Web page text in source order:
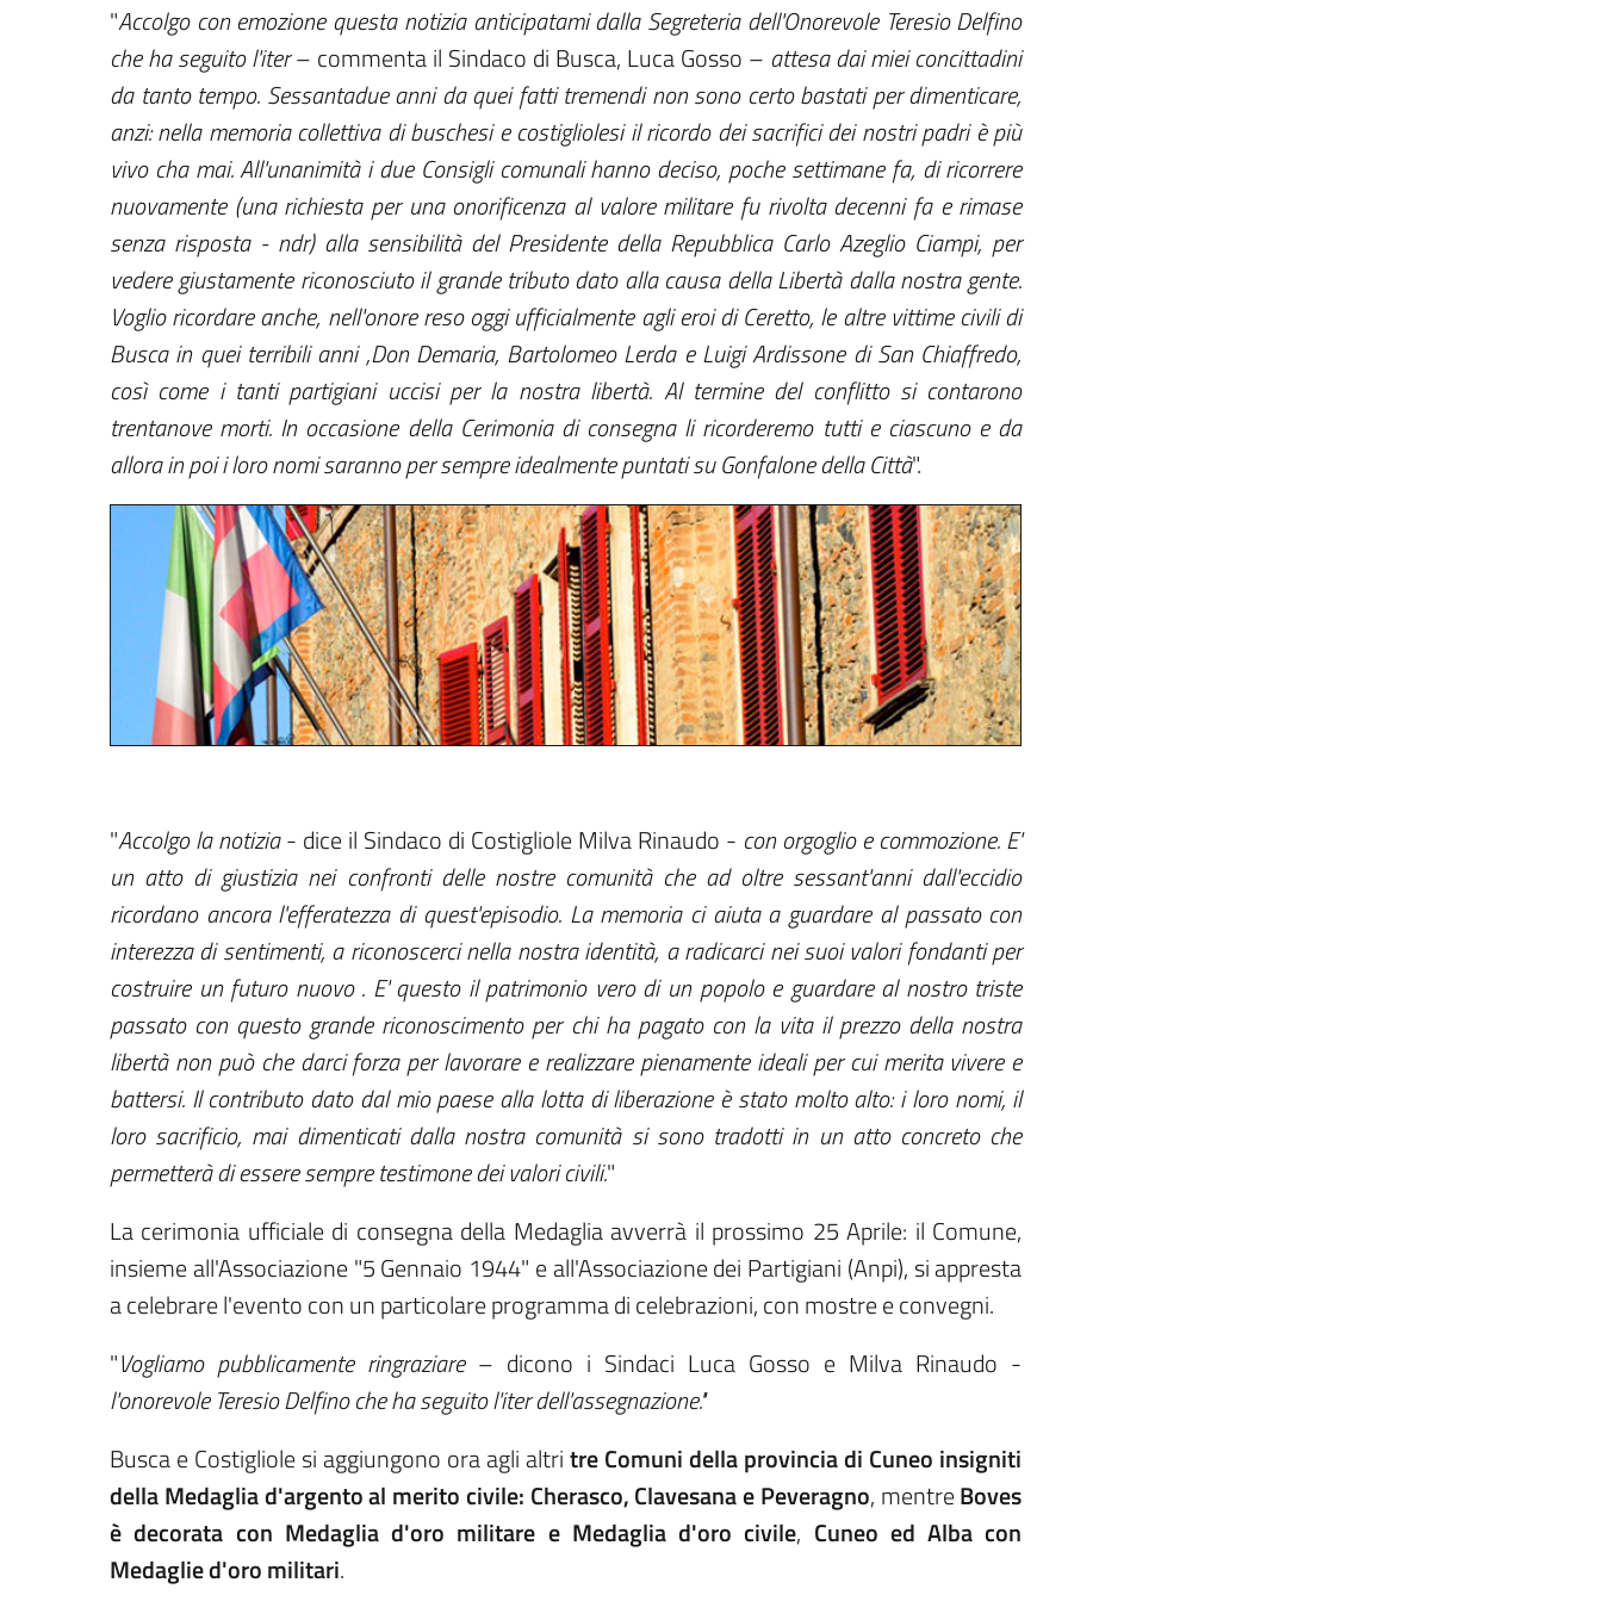
"Accolgo con emozione questa notizia anticipatami dalla Segreteria dell'Onorevole Teresio Delfino
che ha seguito l'iter– commenta il Sindaco di Busca, Luca Gosso – attesa dai miei concittadini
da tanto tempo. Sessantadue anni da quei fatti tremendi non sono certo bastati per dimenticare,
anzi: nella memoria collettiva di buschesi e costigliolesi il ricordo dei sacrifici dei nostri padri è più
vivo cha mai. All'unanimità i due Consigli comunali hanno deciso, poche settimane fa, di ricorrere
nuovamente (una richiesta per una onorificenza al valore militare fu rivolta decenni fa e rimase
senza risposta - ndr) alla sensibilità del Presidente della Repubblica Carlo Azeglio Ciampi, per
vedere giustamente riconosciuto il grande tributo dato alla causa della Libertà dalla nostra gente.
Voglio ricordare anche, nell'onore reso oggi ufficialmente agli eroi di Ceretto, le altre vittime civili di
Busca in quei terribili anni ,Don Demaria, Bartolomeo Lerda e Luigi Ardissone di San Chiaffredo,
così come i tanti partigiani uccisi per la nostra libertà. Al termine del conflitto si contarono
trentanove morti. In occasione della Cerimonia di consegna li ricorderemo tutti e ciascuno e da
allora in poi i loro nomi saranno per sempre idealmente puntati su Gonfalone della Città".
"Accolgo la notizia- dice il Sindaco di Costigliole Milva Rinaudo - con orgoglio e commozione. E'
un atto di giustizia nei confronti delle nostre comunità che ad oltre sessant'anni dall'eccidio
ricordano ancora l'efferatezza di quest'episodio. La memoria ci aiuta a guardare al passato con
interezza di sentimenti, a riconoscerci nella nostra identità, a radicarci nei suoi valori fondanti per
costruire un futuro nuovo . E' questo il patrimonio vero di un popolo e guardare al nostro triste
passato con questo grande riconoscimento per chi ha pagato con la vita il prezzo della nostra
libertà non può che darci forza per lavorare e realizzare pienamente ideali per cui merita vivere e
battersi. Il contributo dato dal mio paese alla lotta di liberazione è stato molto alto: i loro nomi, il
loro sacrificio, mai dimenticati dalla nostra comunità si sono tradotti in un atto concreto che
permetterà di essere sempre testimone dei valori civili."
La cerimonia ufficiale di consegna della Medaglia avverrà il prossimo 25 Aprile: il Comune,
insieme all'Associazione "5 Gennaio 1944" e all'Associazione dei Partigiani (Anpi), si appresta
a celebrare l'evento con un particolare programma di celebrazioni, con mostre e convegni.
"Vogliamo pubblicamente ringraziare– dicono i Sindaci Luca Gosso e Milva Rinaudo -
l'onorevole Teresio Delfino che ha seguito l'iter dell'assegnazione."
Busca e Costigliole si aggiungono ora agli altritre Comuni della provincia di Cuneo insigniti
della Medaglia d'argento al merito civile: Cherasco, Clavesana e Peveragno, mentreBoves
è decorata con Medaglia d'oro militare e Medaglia d'oro civile, Cuneo ed Alba con
Medaglie d'oro militari.